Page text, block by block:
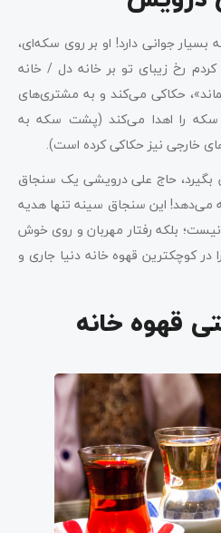
جوانی دارد! او بر روی سکه‌ای،
رخ زیبای تو بر خانه دل / خانه
حکاکی می‌کند و به مشتری‌های
سکه را اهدا می‌کند (پشت سکه به
خارجی نیز حکاکی کرده است).
حاج علی درویشی یک سنجاق
می‌دهد! این سنجاق سینه تنها هدیه
بلکه رفتار مهربان و روی خوش
کوچکترین قهوه خانه دنیا جاری و
قهوه خانه